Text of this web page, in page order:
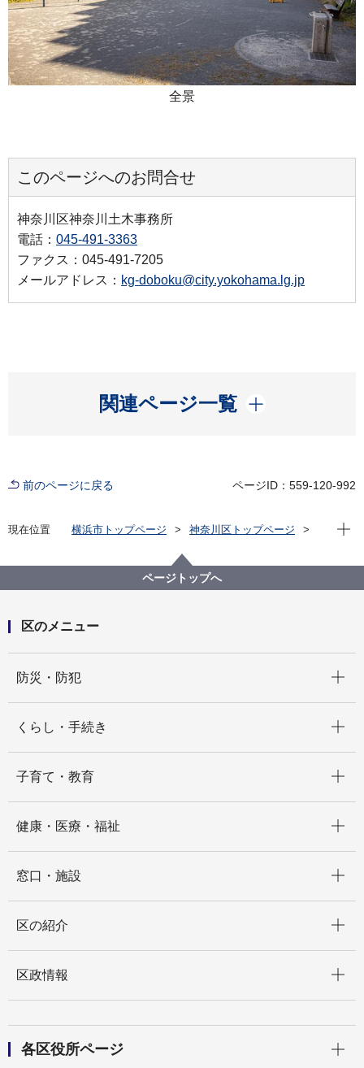
全景
このページへのお問合せ
神奈川区神奈川土木事務所
電話： 045-491-3363
ファクス：045-491-7205
メールアドレス： kg-doboku@city.yokohama.lg.jp
関連ページ一覧
開く
前のページに戻る ページID：559-120-992
現在位置 横浜市トップページ
神奈川区トップページ
入江二丁目公園（いりえにちょうめこうえん）
現在
ページトップへ
区のメニュー
防災・防犯
くらし・手続き
子育て・教育
健康・医療・福祉
窓口・施設
区の紹介
区政情報
各区役所ページ